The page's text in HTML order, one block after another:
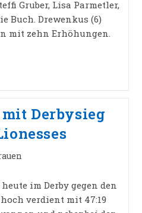
Gruber, Lisa Parmetler,
Buch. Drewenkus (6)
mit zehn Erhöhungen.
mit Derbysieg
im Derby gegen den
verdient mit 47:19